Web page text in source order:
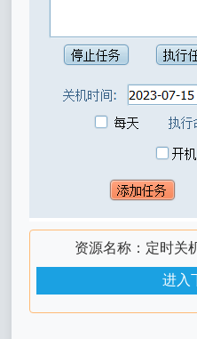
资源名称：定时关
进入